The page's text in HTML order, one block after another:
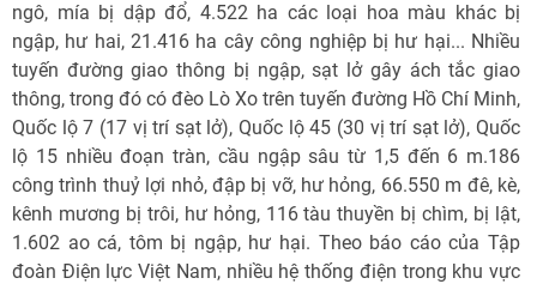
ngô, mía bị dập đổ, 4.522 ha các loại hoa màu khác bị
ngập, hư hai, 21.416 ha cây công nghiệp bị hư hại... Nhiều
tuyến đường giao thông bị ngập, sạt lở gây ách tắc giao
thông, trong đó có đèo Lò Xo trên tuyến đường Hồ Chí Minh,
Quốc lộ 7 (17 vị trí sạt lở), Quốc lộ 45 (30 vị trí sạt lở), Quốc
lộ 15 nhiều đoạn tràn, cầu ngập sâu từ 1,5 đến 6 m.186
công trình thuỷ lợi nhỏ, đập bị vỡ, hư hỏng, 66.550 m đê, kè,
kênh mương bị trôi, hư hỏng, 116 tàu thuyền bị chìm, bị lật,
1.602 ao cá, tôm bị ngập, hư hại. Theo báo cáo của Tập
đoàn Điện lực Việt Nam, nhiều hệ thống điện trong khu vực